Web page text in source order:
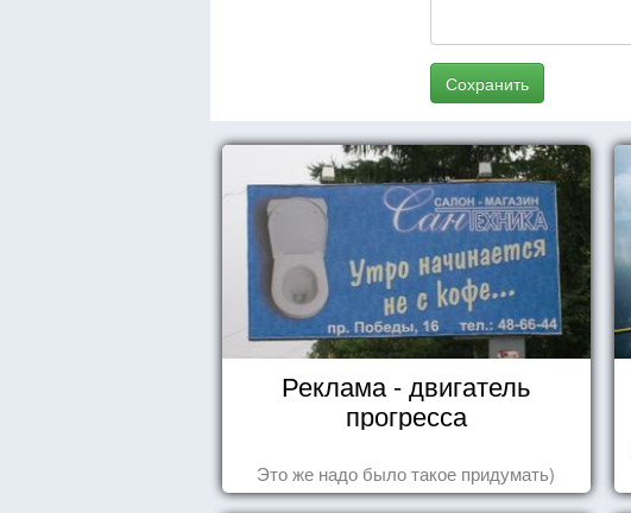
Сохранить
Реклама - двигатель
прогресса
Это же надо было такое придумать)